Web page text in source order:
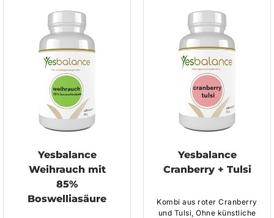
Yesbalance
Weihrauch mit
85%
Boswelliasäure
Yesbalance
Cranberry + Tulsi
Kombi aus roter Cranberry
und Tulsi, Ohne künstliche